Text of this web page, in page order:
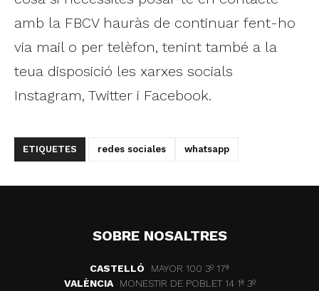
amb la FBCV hauràs de continuar fent-ho
via mail o per telèfon, tenint també a la
teua disposició les xarxes socials
Instagram, Twitter i Facebook.
ETIQUETES redes sociales whatsapp
SOBRE NOSALTRES
CASTELLÓ
MAYOR 100 3º 17ª
VALÈNCIA
MONESTIR DE POBLET 14 1ª 3º